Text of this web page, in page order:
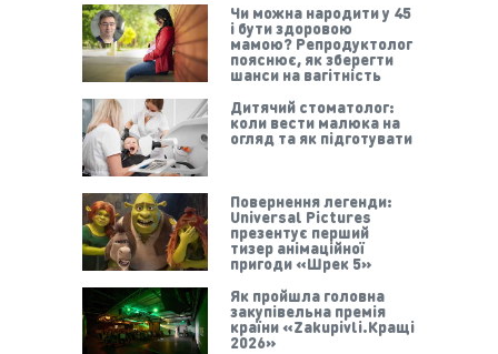
Чи можна народити у 45
і бути здоровою
мамою? Репродуктолог
пояснює, як зберегти
шанси на вагітність
Дитячий стоматолог:
коли вести малюка на
огляд та як підготувати
Повернення легенди:
Universal Pictures
презентує перший
тизер анімаційної
пригоди «Шрек 5»
Як пройшла головна
закупівельна премія
країни «Zakupivli.Кращі
2026»